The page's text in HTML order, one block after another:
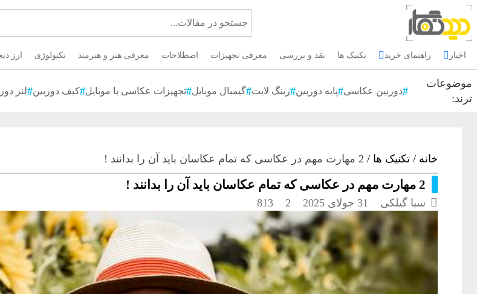
اخبار راهنمای خرید تکنیک ها نقد و بررسی معرفی تجهیزات اصطلاحات معرفی هنر و هنرمند تکنولوژی ارز
موضوعات
ترند:
دوربین عکاسی پایه دوربین رینگ لایت گیمبال موبایل تجهیزات عکاسی با موبایل کیف دوربین لنز
خانه / تکنیک ها / 2 مهارت مهم در عکاسی که تمام عکاسان باید آن را بدانند !
2 مهارت مهم در عکاسی که تمام عکاسان باید آن را بدانند !
 سبا گیلکی 31 جولای 2025 2
813